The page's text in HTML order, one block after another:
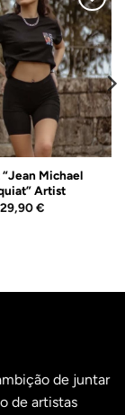
Adicionar
ao
Wishlist
Michael
Artist
29,90€
de juntar
de artistas